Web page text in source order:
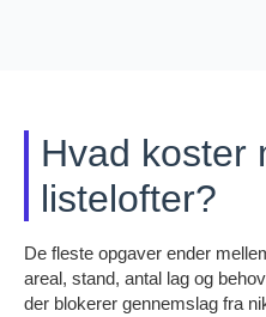
Hvad koster
listelofter?
De fleste opgaver ender
areal, stand, antal lag og
der blokerer gennemslag fra